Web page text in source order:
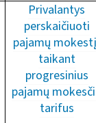
Privalantys
perskaičiuoti
pajamų
taikant
progresinius
pajamų
tarifus